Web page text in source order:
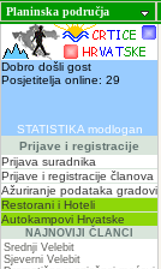
Planinska područja
Dobro došli gost
Posjetitelja online: 29
STATISTIKA modlogan
Prijave i registracije
Prijava suradnika
Prijave i registracije članova
Ažuriranje podataka gradovi
Restorani i Hoteli
Autokampovi Hrvatske
NAJNOVIJI ČLANCI
Srednji Velebit
Sjeverni Velebit